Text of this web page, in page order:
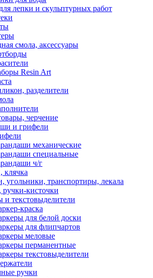
лепки и скульптурных работ
смола, аксессуары
Resin Art
разделители
черчение
и грифели
механические
специальные
ч/г
клячка
угольники, транспортиры, лекала
кисточки
и текстовыделители
краска
для белой доски
для флипчартов
меловые
перманентные
текстовыделители
ручки